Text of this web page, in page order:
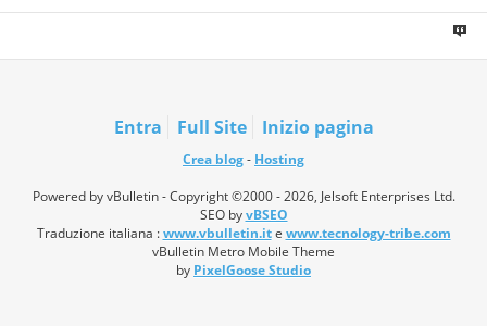
Entra Full Site Inizio pagina
Crea blog- Hosting
Powered by vBulletin - Copyright ©2000 - 2026, Jelsoft Enterprises Ltd.
SEO byvBSEO
Traduzione italiana :www.vbulletin.ite www.tecnology-tribe.com
vBulletin Metro Mobile Theme
by PixelGoose Studio